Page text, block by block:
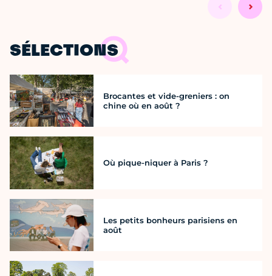
SÉLECTIONS
Brocantes et vide-greniers : on
chine où en août ?
Où pique-niquer à Paris ?
Les petits bonheurs parisiens en
août